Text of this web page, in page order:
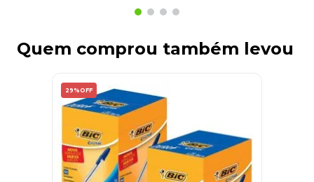
Quem comprou também levou
29% OFF